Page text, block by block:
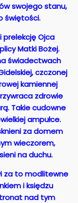
swojego stanu,
świętości.
prelekcję Ojca
Matki Bożej.
świadectwach
czczonej
kamiennej
zdrowie
Takie cudowne
ampułce.
za domem
wieczorem,
na duchu.
za to modlitewne
i księdzu
nad tym